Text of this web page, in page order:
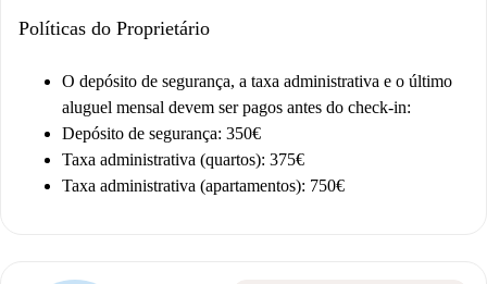
Políticas do Proprietário
O depósito de segurança, a taxa administrativa e o último
aluguel mensal devem ser pagos antes do check-in:
Depósito de segurança: 350€
Taxa administrativa (quartos): 375€
Taxa administrativa (apartamentos): 750€